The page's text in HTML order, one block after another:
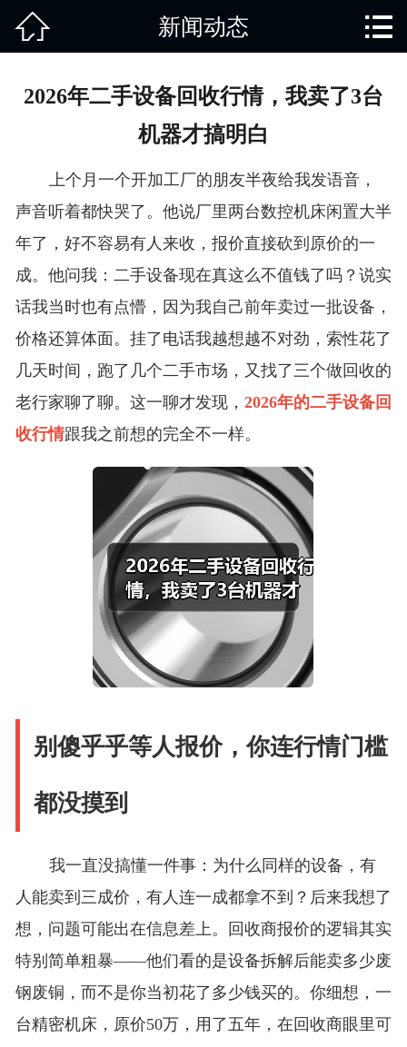
回收范围
服务项目
新闻动态
免责说明
 新闻动态 
2026年二手设备回收行情，我卖了3台
机器才搞明白
上个月一个开加工厂的朋友半夜给我发语音，
声音听着都快哭了。他说厂里两台数控机床闲置大半
年了，好不容易有人来收，报价直接砍到原价的一
成。他问我：二手设备现在真这么不值钱了吗？说实
话我当时也有点懵，因为我自己前年卖过一批设备，
价格还算体面。挂了电话我越想越不对劲，索性花了
几天时间，跑了几个二手市场，又找了三个做回收的
老行家聊了聊。这一聊才发现， 2026年的二手设备回
收行情跟我之前想的完全不一样。
别傻乎乎等人报价，你连行情门槛
都没摸到
我一直没搞懂一件事：为什么同样的设备，有
人能卖到三成价，有人连一成都拿不到？后来我想了
想，问题可能出在信息差上。回收商报价的逻辑其实
特别简单粗暴——他们看的是设备拆解后能卖多少废
钢废铜，而不是你当初花了多少钱买的。你细想，一
台精密机床，原价50万，用了五年，在回收商眼里可